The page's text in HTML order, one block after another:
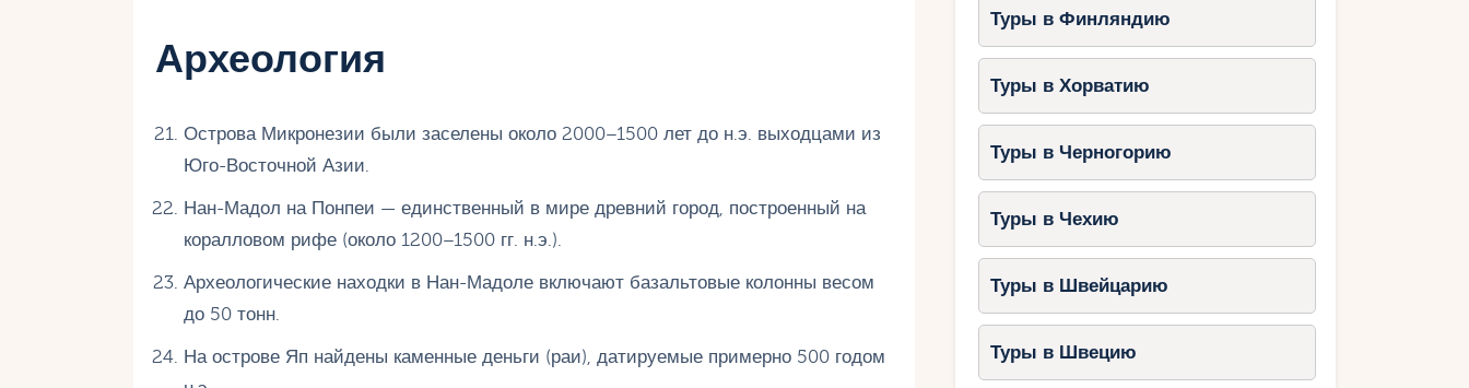
Археология
Острова Микронезии были заселены около 2000–1500 лет до н.э. выходцами из
Юго-Восточной Азии.
Нан-Мадол на Понпеи — единственный в мире древний город, построенный на
коралловом рифе (около 1200–1500 гг. н.э.).
Археологические находки в Нан-Мадоле включают базальтовые колонны весом
до 50 тонн.
На острове Яп найдены каменные деньги (раи), датируемые примерно 500 годом
Туры в Финляндию
Туры в Хорватию
Туры в Черногорию
Туры в Чехию
Туры в Швейцарию
Туры в Швецию